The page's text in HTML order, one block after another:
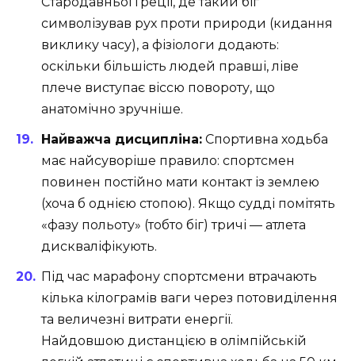
символізував рух проти природи (кидання
виклику часу), а фізіологи додають:
оскільки більшість людей правші, ліве
плече виступає віссю повороту, що
анатомічно зручніше.
Найважча дисципліна: Спортивна ходьба
має найсуворіше правило: спортсмен
повинен постійно мати контакт із землею
(хоча б однією стопою). Якщо судді помітять
«фазу польоту» (тобто біг) тричі — атлета
дискваліфікують.
Під час марафону спортсмени втрачають
кілька кілограмів ваги через потовиділення
та величезні витрати енергії.
Найдовшою дистанцією в олімпійській